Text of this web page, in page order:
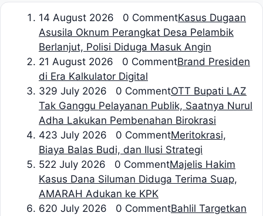
14 August 2026 0 CommentKasus Dugaan
Asusila Oknum Perangkat Desa Pelambik
Berlanjut, Polisi Diduga Masuk Angin
21 August 2026 0 CommentBrand Presiden
di Era Kalkulator Digital
329 July 2026 0 CommentOTT Bupati LAZ
Tak Ganggu Pelayanan Publik, Saatnya Nurul
Adha Lakukan Pembenahan Birokrasi
423 July 2026 0 CommentMeritokrasi,
Biaya Balas Budi, dan Ilusi Strategi
522 July 2026 0 CommentMajelis Hakim
Kasus Dana Siluman Diduga Terima Suap,
AMARAH Adukan ke KPK
620 July 2026 0 CommentBahlil Targetkan